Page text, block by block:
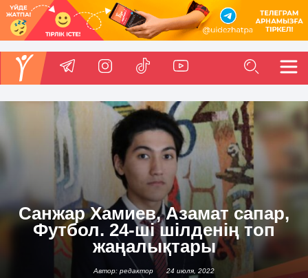
Санжар Хамиев, Азамат сапар,
Футбол. 24-ші шілденің топ
жаңалықтары
Автор: редактор 24 июля, 2022